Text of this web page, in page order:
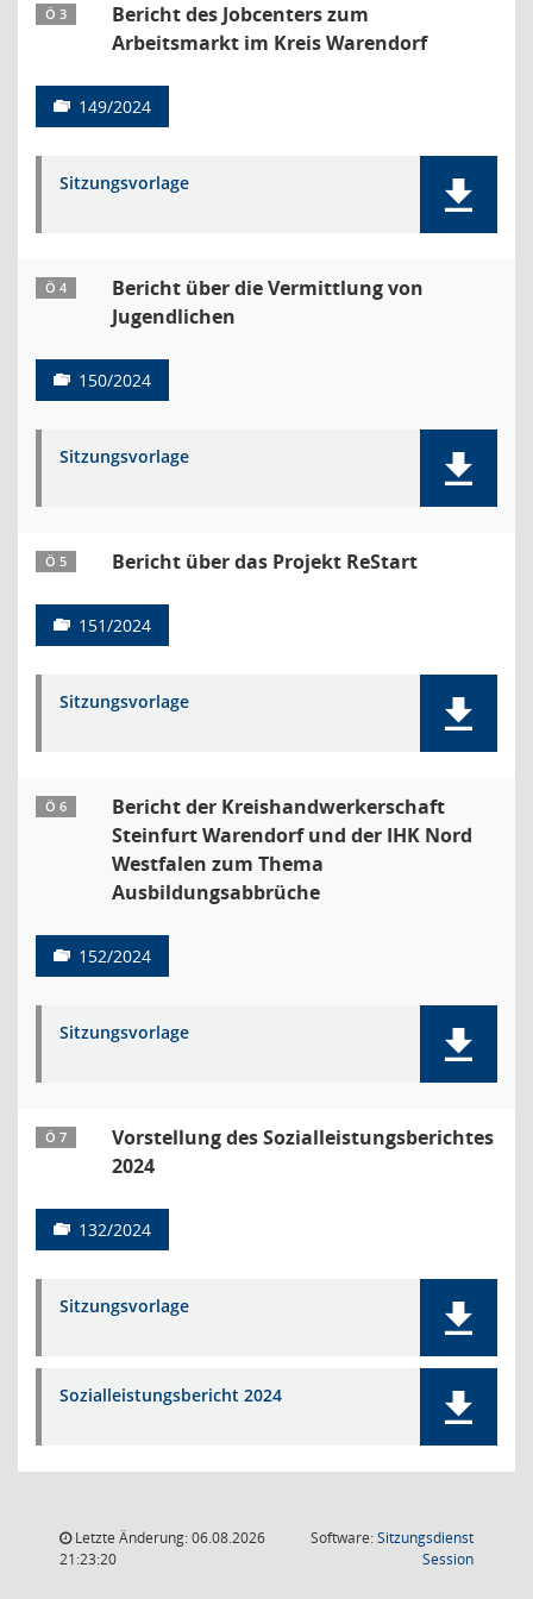
Ö 3
Bericht des Jobcenters zum
Arbeitsmarkt im Kreis Warendorf
149/2024
Sitzungsvorlage
Ö 4
Bericht über die Vermittlung von
Jugendlichen
150/2024
Sitzungsvorlage
Ö 5 Bericht über das Projekt ReStart
151/2024
Sitzungsvorlage
Ö 6
Bericht der Kreishandwerkerschaft
Steinfurt Warendorf und der IHK Nord
Westfalen zum Thema
Ausbildungsabbrüche
152/2024
Sitzungsvorlage
Ö 7
Vorstellung des Sozialleistungsberichtes
2024
132/2024
Sitzungsvorlage
Sozialleistungsbericht 2024
Letzte Änderung: 06.08.2026
21:23:20
Software:Sitzungsdienst
Session(Wird in